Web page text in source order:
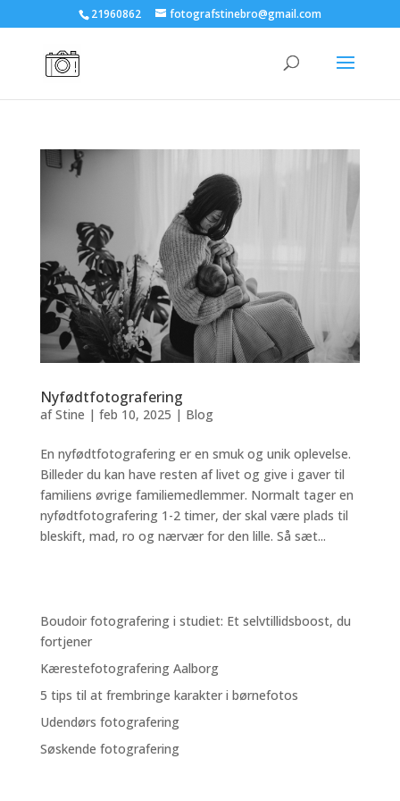
21960862 fotografstinebro@gmail.com
Nyfødtfotografering
afStine | feb 10, 2025 | Blog
En nyfødtfotografering er en smuk og unik oplevelse.
Billeder du kan have resten af livet og give i gaver til
familiens øvrige familiemedlemmer. Normalt tager en
nyfødtfotografering 1-2 timer, der skal være plads til
bleskift, mad, ro og nærvær for den lille. Så sæt...
Boudoir fotografering i studiet: Et selvtillidsboost, du
fortjener
Kærestefotografering Aalborg
5 tips til at frembringe karakter i børnefotos
Udendørs fotografering
Søskende fotografering